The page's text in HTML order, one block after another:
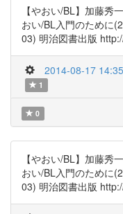
【やおい/BL】加藤秀
おい/BL入門のために
03) 明治図書出版
2014-08-17
1
0
【やおい/BL】加藤秀
おい/BL入門のために
03) 明治図書出版